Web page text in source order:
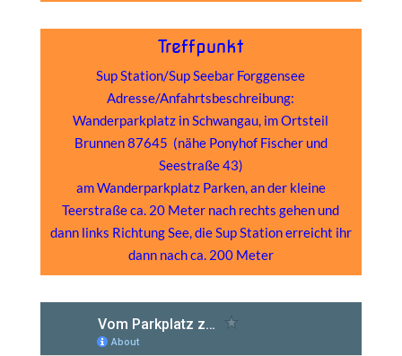
Treffpunkt
Sup Station/Sup Seebar Forggensee
Adresse/Anfahrtsbeschreibung:
Wanderparkplatz in Schwangau, im Ortsteil
Brunnen 87645 (nähe Ponyhof Fischer und
Seestraße 43)
am Wanderparkplatz Parken, an der kleine
Teerstraße ca. 20 Meter nach rechts gehen und
dann links Richtung See, die Sup Station erreicht ihr
dann nach ca. 200 Meter